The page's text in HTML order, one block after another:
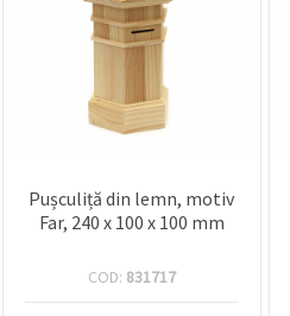
Pușculiță din lemn, motiv
Far, 240 x 100 x 100 mm
COD: 831717